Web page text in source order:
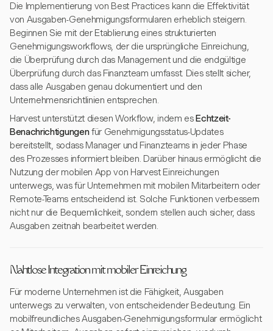
Die Implementierung von Best Practices kann die Effektivität
von Ausgaben-Genehmigungsformularen erheblich steigern.
Beginnen Sie mit der Etablierung eines strukturierten
Genehmigungsworkflows, der die ursprüngliche Einreichung,
die Überprüfung durch das Management und die endgültige
Überprüfung durch das Finanzteam umfasst. Dies stellt sicher,
dass alle Ausgaben genau dokumentiert und den
Unternehmensrichtlinien entsprechen.
Harvest unterstützt diesen Workflow, indem esEchtzeit-
Benachrichtigungenfür Genehmigungsstatus-Updates
bereitstellt, sodass Manager und Finanzteams in jeder Phase
des Prozesses informiert bleiben. Darüber hinaus ermöglicht die
Nutzung der mobilen App von Harvest Einreichungen
unterwegs, was für Unternehmen mit mobilen Mitarbeitern oder
Remote-Teams entscheidend ist. Solche Funktionen verbessern
nicht nur die Bequemlichkeit, sondern stellen auch sicher, dass
Ausgaben zeitnah bearbeitet werden.
Nahtlose Integration mit mobiler Einreichung
Für moderne Unternehmen ist die Fähigkeit, Ausgaben
unterwegs zu verwalten, von entscheidender Bedeutung. Ein
mobilfreundliches Ausgaben-Genehmigungsformular ermöglicht